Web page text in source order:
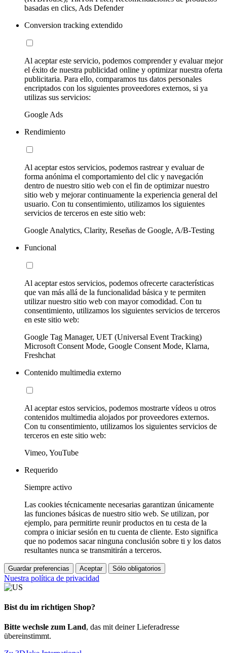
basadas en clics, Ads Defender
Conversion tracking extendido
Al aceptar este servicio, podemos comprender y evaluar mejor
el éxito de nuestra publicidad online y optimizar nuestra oferta
publicitaria. Para ello, comparamos tus datos personales
encriptados con los siguientes proveedores externos, si ya
utilizas sus servicios:
Google Ads
Rendimiento
Al aceptar estos servicios, podemos rastrear y evaluar de
forma anónima el comportamiento del clic y navegación
dentro de nuestro sitio web con el fin de optimizar nuestro
sitio web y mejorar continuamente la experiencia general del
usuario. Con tu consentimiento, utilizamos los siguientes
servicios de terceros en este sitio web:
Google Analytics, Clarity, Reseñas de Google, A/B-Testing
Funcional
Al aceptar estos servicios, podemos ofrecerte características
que van más allá de la funcionalidad básica y te permiten
utilizar nuestro sitio web con mayor comodidad. Con tu
consentimiento, utilizamos los siguientes servicios de terceros
en este sitio web:
Google Tag Manager, UET (Universal Event Tracking)
Microsoft Consent Mode, Google Consent Mode, Klarna,
Freshchat
Contenido multimedia externo
Al aceptar estos servicios, podemos mostrarte vídeos u otros
contenidos multimedia alojados por proveedores externos.
Con tu consentimiento, utilizamos los siguientes servicios de
terceros en este sitio web:
Vimeo, YouTube
Requerido
Siempre activo
Las cookies técnicamente necesarias garantizan únicamente
las funciones básicas de nuestro sitio web. Se utilizan, por
ejemplo, para permitirte reunir productos en tu cesta de la
compra o iniciar sesión en tu cuenta de cliente. Esto significa
que no podemos sacar ninguna conclusión sobre ti y los datos
resultantes nunca se transmitirán a terceros.
Guardar preferencias Aceptar Sólo obligatorios
Nuestra política de privacidad
Bist du im richtigen Shop?
Bitte wechsle zum Land, das mit deiner Lieferadresse
übereinstimmt.